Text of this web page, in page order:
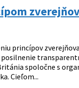
princípov
spoločne s
Cieľom...